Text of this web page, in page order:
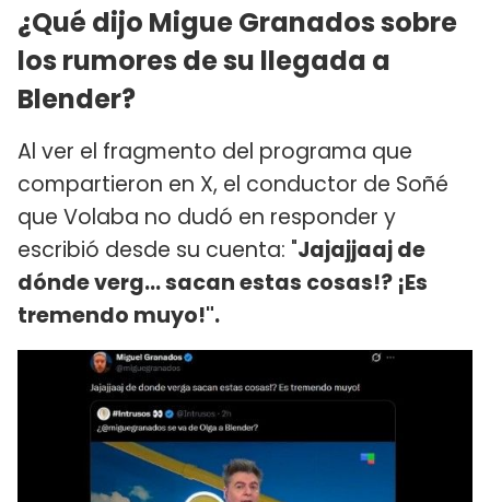
¿Qué dijo Migue Granados sobre
los rumores de su llegada a
Blender?
Al ver el fragmento del programa que
compartieron en X, el conductor de Soñé
que Volaba no dudó en responder y
escribió desde su cuenta: "Jajajjaaj de
dónde verg… sacan estas cosas!? ¡Es
tremendo muyo!".